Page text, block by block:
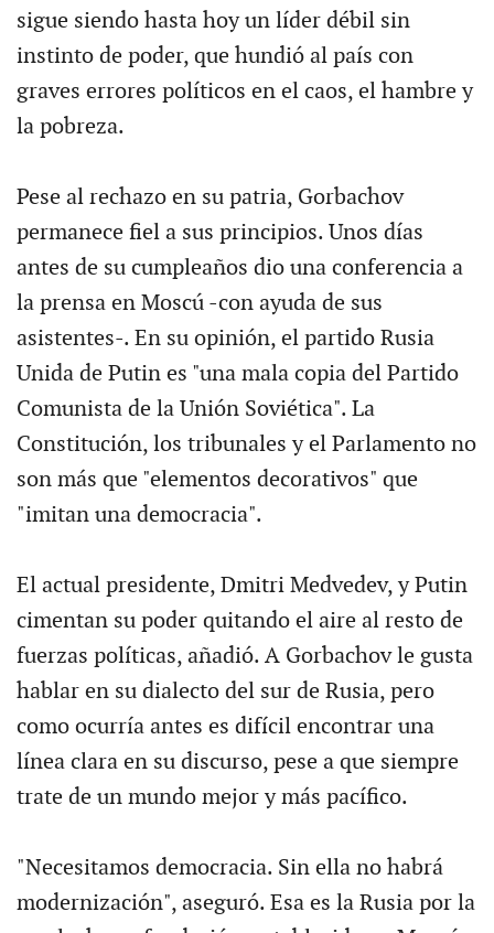
sigue siendo hasta hoy un líder débil sin
instinto de poder, que hundió al país con
graves errores políticos en el caos, el hambre y
la pobreza.
Pese al rechazo en su patria, Gorbachov
permanece fiel a sus principios. Unos días
antes de su cumpleaños dio una conferencia a
la prensa en Moscú -con ayuda de sus
asistentes-. En su opinión, el partido Rusia
Unida de Putin es "una mala copia del Partido
Comunista de la Unión Soviética". La
Constitución, los tribunales y el Parlamento no
son más que "elementos decorativos" que
"imitan una democracia".
El actual presidente, Dmitri Medvedev, y Putin
cimentan su poder quitando el aire al resto de
fuerzas políticas, añadió. A Gorbachov le gusta
hablar en su dialecto del sur de Rusia, pero
como ocurría antes es difícil encontrar una
línea clara en su discurso, pese a que siempre
trate de un mundo mejor y más pacífico.
"Necesitamos democracia. Sin ella no habrá
modernización", aseguró. Esa es la Rusia por la